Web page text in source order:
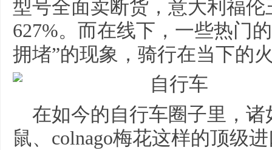
型号全面卖断货，意大利福
627%。而在线下，一些热门
拥堵”的现象，骑行在当下的
在如今的自行车圈子里，诸
鼠、colnago梅花这样的顶级